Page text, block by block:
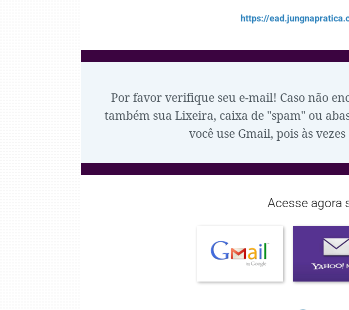
https://
Por favor verifique seu e-mail! Caso não
também sua Lixeira, caixa de "spam" ou
você use Gmail, pois às
Acesse agora